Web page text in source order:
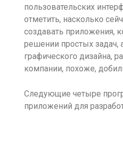
пользовательских
отметить, насколько
создавать приложения,
решении простых задач,
графического дизайна,
компании, похоже,
Следующие четыре
приложений для